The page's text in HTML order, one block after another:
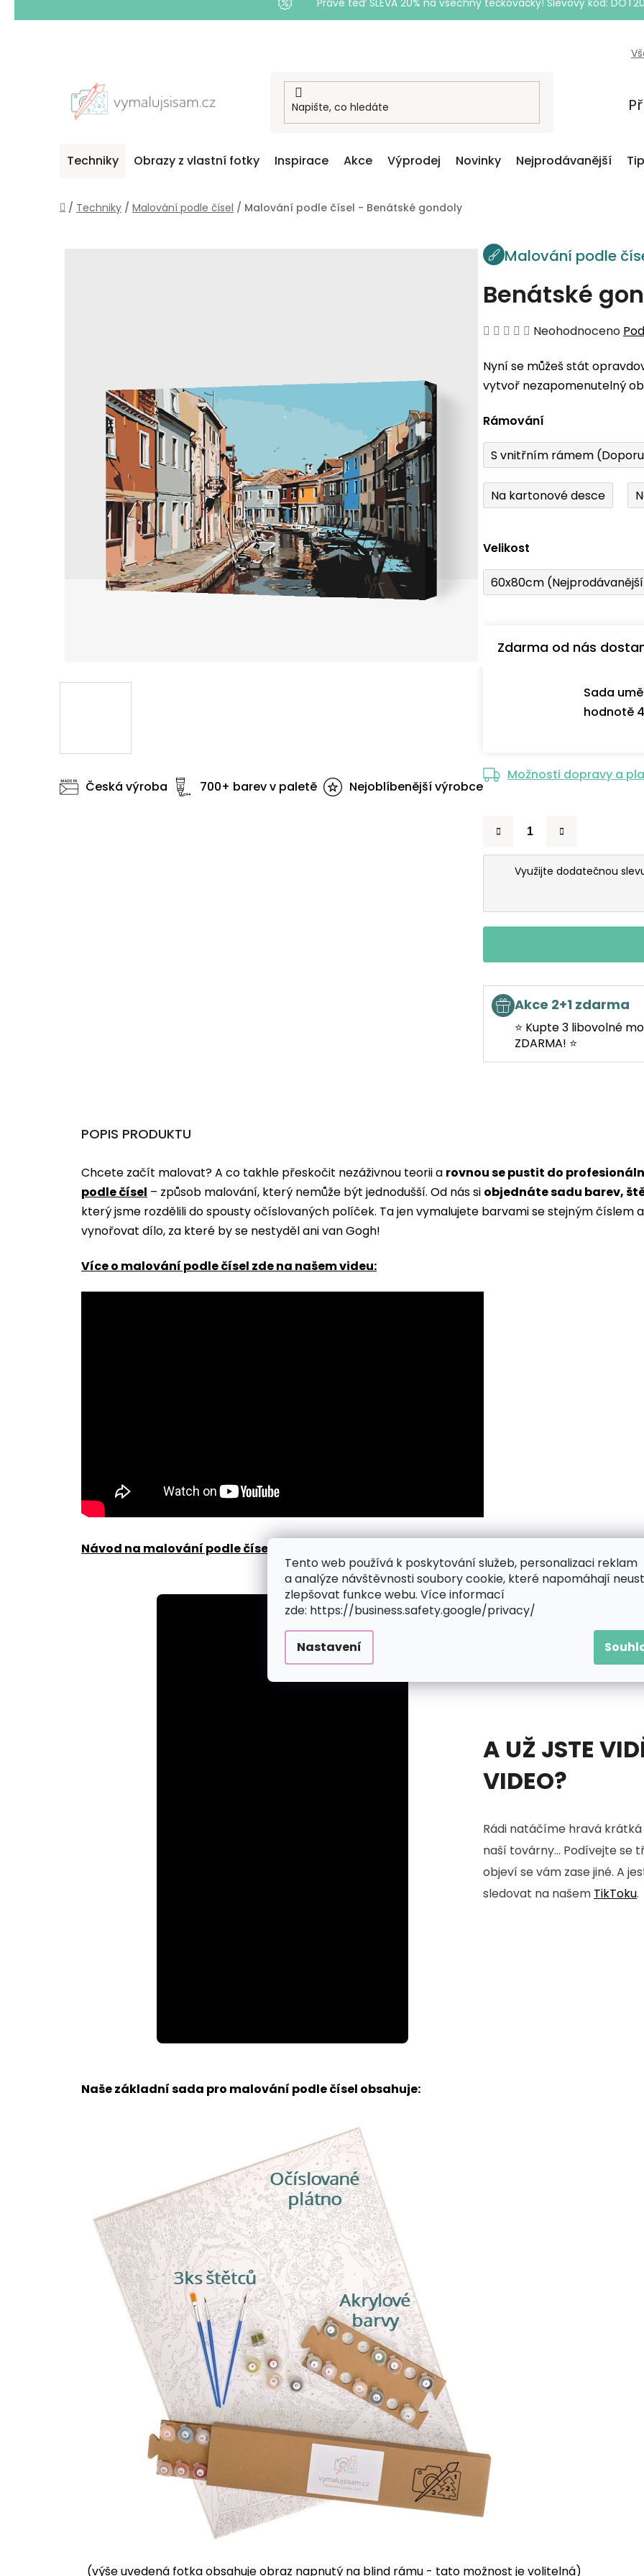
Tento web používá k poskytování služeb, personalizaci reklam
a analýze návštěvnosti soubory cookie, které napomáhají
zlepšovat funkce webu. Více informací
zde: https://business.safety.google/privacy/
Nastavení
Právě teď SLEVA 20% na všechny tečkovačky! Slevový kód:
Techniky Obrazy z vlastní fotky Inspirace Akce Výprodej Novinky Nejprodávanější
Domů
/ Techniky / Malování podle čísel / Malování podle čísel - Benátské gondoly
Malování podle
Benátské
Průměrné
produktu
je
z
5
hvězdiček.
Neohodnoceno
Nyní se můžeš stát
vytvoř nezapomenutelný
Rámování
S vnitřním rámem
Na kartonové desce
Velikost
60x80cm
Zdarma od nás
Sada
hodnotě
Možnosti dopravy a
Využijte dodatečnou
Akce 2+1 zdarma
⭐ Kupte 3 libovolné
ZDARMA! ⭐
Česká výroba 700+ barev v paletě Nejoblíbenější výrobce
POPIS PRODUKTU
Chcete začít malovat? A co takhle přeskočit nezáživnou teorii a rovnou se pustit do
podle čísel ­­– způsob malování, který nemůže být jednodušší. Od nás si objednáte sadu barev,
který jsme rozdělili do spousty očíslovaných políček. Ta jen vymalujete barvami se stejným číslem
vynořovat dílo, za které by se nestyděl ani van Gogh!
Více o malování podle čísel zde na našem videu:
Návod na malování podle čísel zde
100.00%
A UŽ JSTE
VIDEO?
Rádi natáčíme hravá krátká
naší továrny... Podívejte se
objeví se vám zase jiné. A
sledovat na našem TikToku.
Naše základní sada pro malování podle čísel obsahuje:
(výše uvedená fotka obsahuje obraz napnutý na blind rámu - tato možnost je volitelná)